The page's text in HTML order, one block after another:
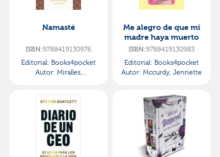
Namasté
ISBN:9788419130976
Editorial: Books4pocket
Autor: Miralles,
Me alegro de que mi
madre haya muerto
ISBN:9788419130983
Editorial: Books4pocket
Autor: Mccurdy, Jennette